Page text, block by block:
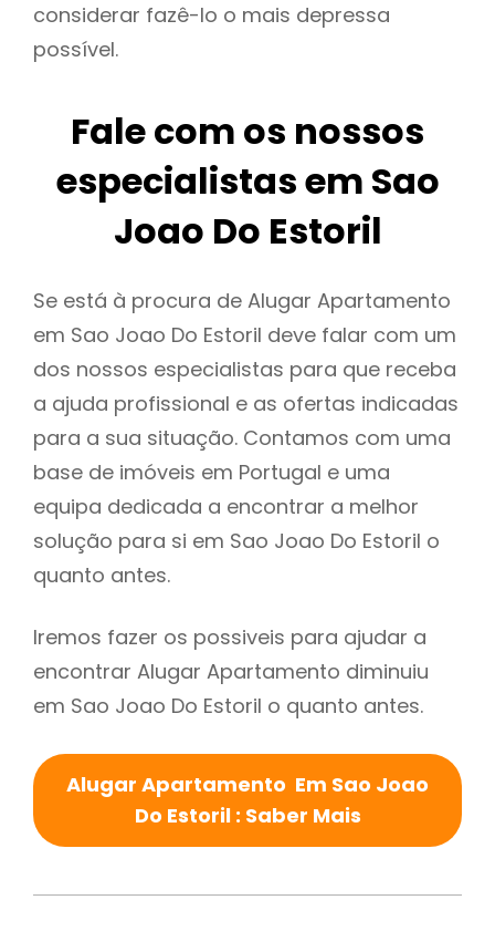
considerar fazê-lo o mais depressa
possível.
Fale com os nossos
especialistas em Sao
Joao Do Estoril
Se está à procura de Alugar Apartamento
em Sao Joao Do Estoril deve falar com um
dos nossos especialistas para que receba
a ajuda profissional e as ofertas indicadas
para a sua situação. Contamos com uma
base de imóveis em Portugal e uma
equipa dedicada a encontrar a melhor
solução para si em Sao Joao Do Estoril o
quanto antes.
Iremos fazer os possiveis para ajudar a
encontrar Alugar Apartamento diminuiu
em Sao Joao Do Estoril o quanto antes.
Alugar Apartamento Em Sao Joao
Do Estoril : Saber Mais